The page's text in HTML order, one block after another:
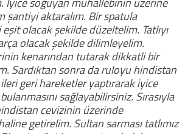
şantiyi aktaralım. Bir spatula
eşit olacak şekilde düzeltelim. Tatlıyı
olacak şekilde dilimleyelim.
kenarından tutarak dikkatli bir
Sardıktan sonra da ruloyu hindistan
geri hareketler yaptırarak iyice
sağlayabilirsiniz. Sırasıyla
cevizinin üzerinde
getirelim. Sultan sarması tatlımız